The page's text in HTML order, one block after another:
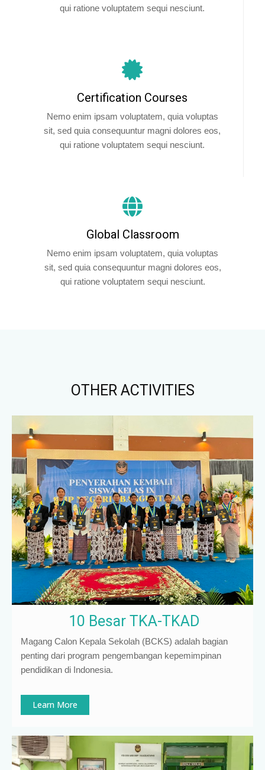
qui ratione voluptatem sequi nesciunt.
Certification Courses
Nemo enim ipsam voluptatem, quia voluptas
sit, sed quia consequuntur magni dolores eos,
qui ratione voluptatem sequi nesciunt.
Global Classroom
Nemo enim ipsam voluptatem, quia voluptas
sit, sed quia consequuntur magni dolores eos,
qui ratione voluptatem sequi nesciunt.
OTHER ACTIVITIES
10 Besar TKA-TKAD
Magang Calon Kepala Sekolah (BCKS) adalah bagian
penting dari program pengembangan kepemimpinan
pendidikan di Indonesia.
Learn More